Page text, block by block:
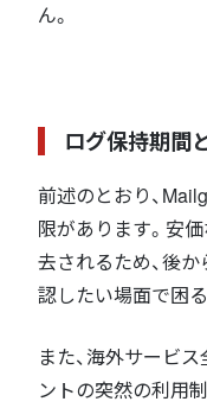
ん。
ログ保持期間
前述のとおり、
限があります。安
去されるため、後
認したい場面で困
また、海外サービ
ントの突然の利用